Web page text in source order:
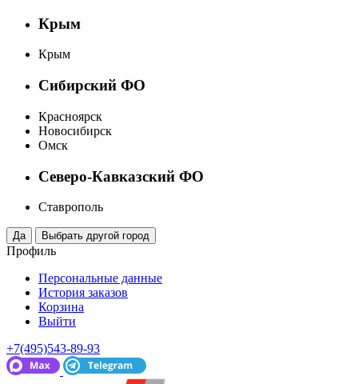
Крым
Крым
Сибирский ФО
Красноярск
Новосибирск
Омск
Северо-Кавказский ФО
Ставрополь
Профиль
Персональные данные
История заказов
Корзина
Выйти
+7(495)543-89-93